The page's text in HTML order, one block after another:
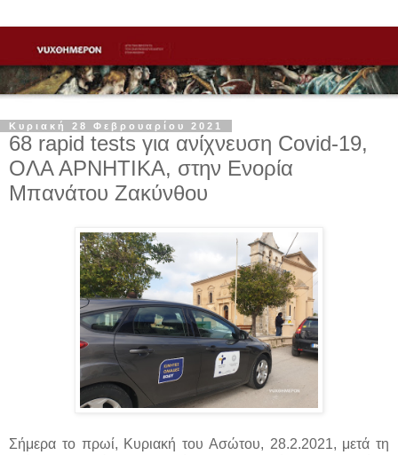
Κυριακή 28 Φεβρουαρίου 2021
68 rapid tests για ανίχνευση Covid-19,
ΟΛΑ ΑΡΝΗΤΙΚΑ, στην Ενορία
Μπανάτου Ζακύνθου
Σήμερα το πρωί, Κυριακή του Ασώτου, 28.2.2021, μετά τη